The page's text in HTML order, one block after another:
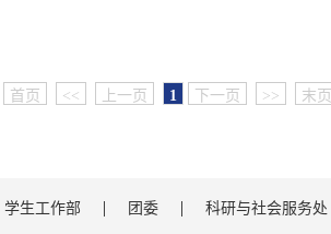
首页 << 上一页 1 下一页 >> 末页
学生工作部 团委 科研与社会服务处